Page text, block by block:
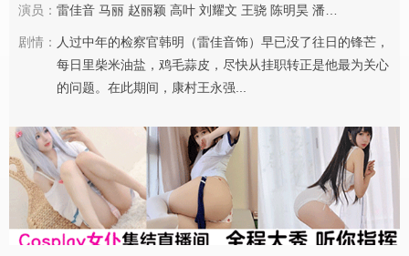
演员： 雷佳音 马丽 赵丽颖 高叶 刘耀文 王骁 陈明昊 潘斌龙
剧情： 人过中年的检察官韩明（雷佳音饰）早已没了往日的锋芒，
每日里柴米油盐，鸡毛蒜皮，尽快从挂职转正是他最为关心
的问题。在此期间，康村王永强...